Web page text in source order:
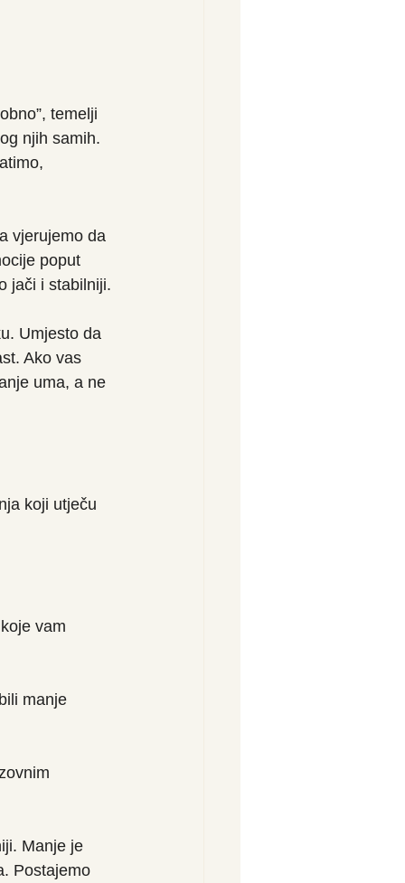
temelji
njih samih.
vjerujemo da
poput
jači i stabilniji.
Umjesto da
Ako vas
uma, a ne
koji utječu
vam
manje
Manje je
Postajemo